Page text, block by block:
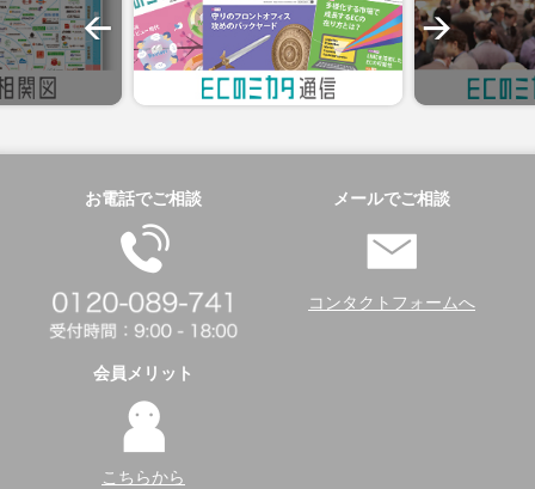
お電話でご相談 メールでご相談
コンタクトフォームへ
会員メリット
こちらから